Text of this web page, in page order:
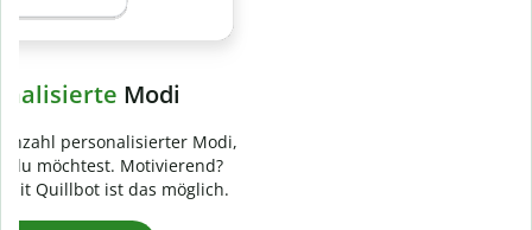
Verhindere
Stelle mit der Plagiatsprüfung sicher, dass dein Text zu 100
% original ist. Analysiere deine Arbeit in Sekundenschnelle
und finde fehlende Quellenangaben in über 100 Sprachen.